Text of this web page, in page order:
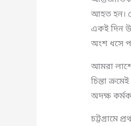
আহত হন।
একই দিন
অংশ ধসে
আমরা
চিন্তা
অদক্ষ
চট্টগ্রামে